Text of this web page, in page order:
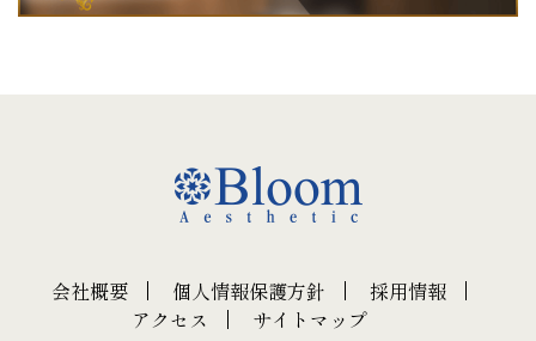
会社概要 個人情報保護方針
採用情報
アクセス
サイトマップ